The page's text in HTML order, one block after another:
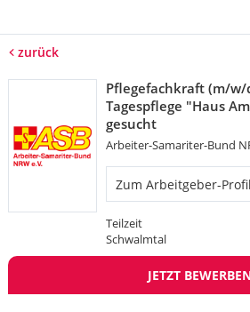
zurück
Pflegefachkraft (m/
Tagespflege "Haus
gesucht
Arbeiter-Samariter-Bund
Zum Arbeitgeber-Profil
Teilzeit
Schwalmtal
JETZT